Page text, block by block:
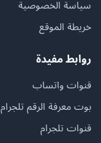
سياسة الخصوصية
خريطة الموقع
روابط مفيدة
قنوات واتساب
بوت معرفة الرقم تلجرام
قنوات تلجرام